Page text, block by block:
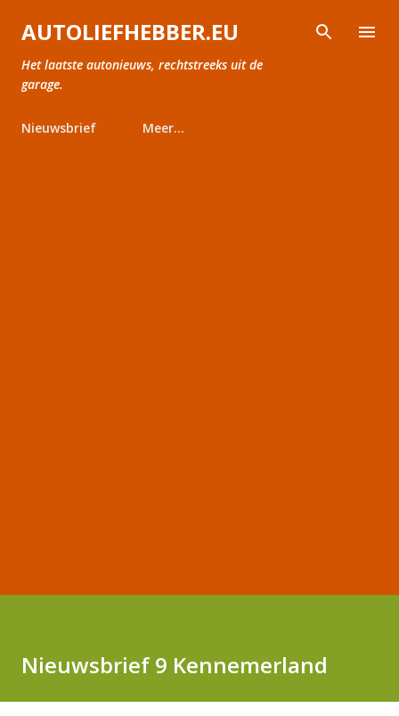
Doorgaan naar hoofdcontent
AUTOLIEFHEBBER.EU
Het laatste autonieuws, rechtstreeks uit de
garage.
Nieuwsbrief Meer…
Nieuwsbrief 9 Kennemerland